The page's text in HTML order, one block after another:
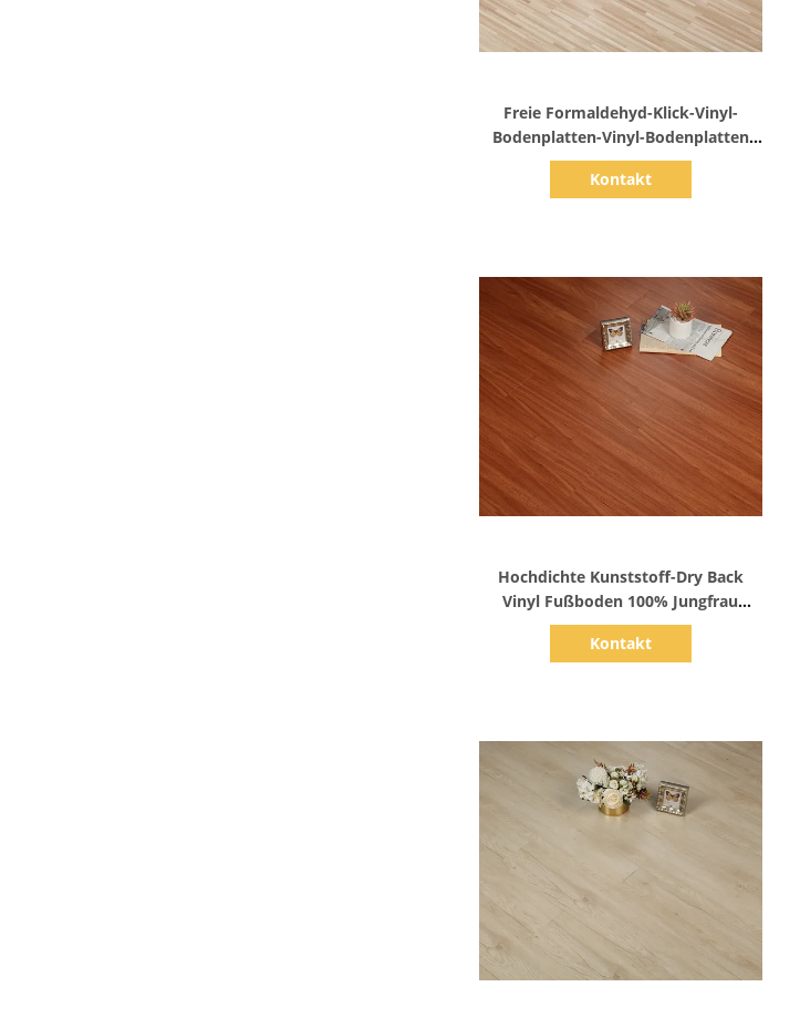
Freie Formaldehyd-Klick-Vinyl-
Bodenplatten-Vinyl-Bodenplatten
mit Glasfaser
Kontakt
Hochdichte Kunststoff-Dry Back
Vinyl Fußboden 100% Jungfrau
Material
Kontakt